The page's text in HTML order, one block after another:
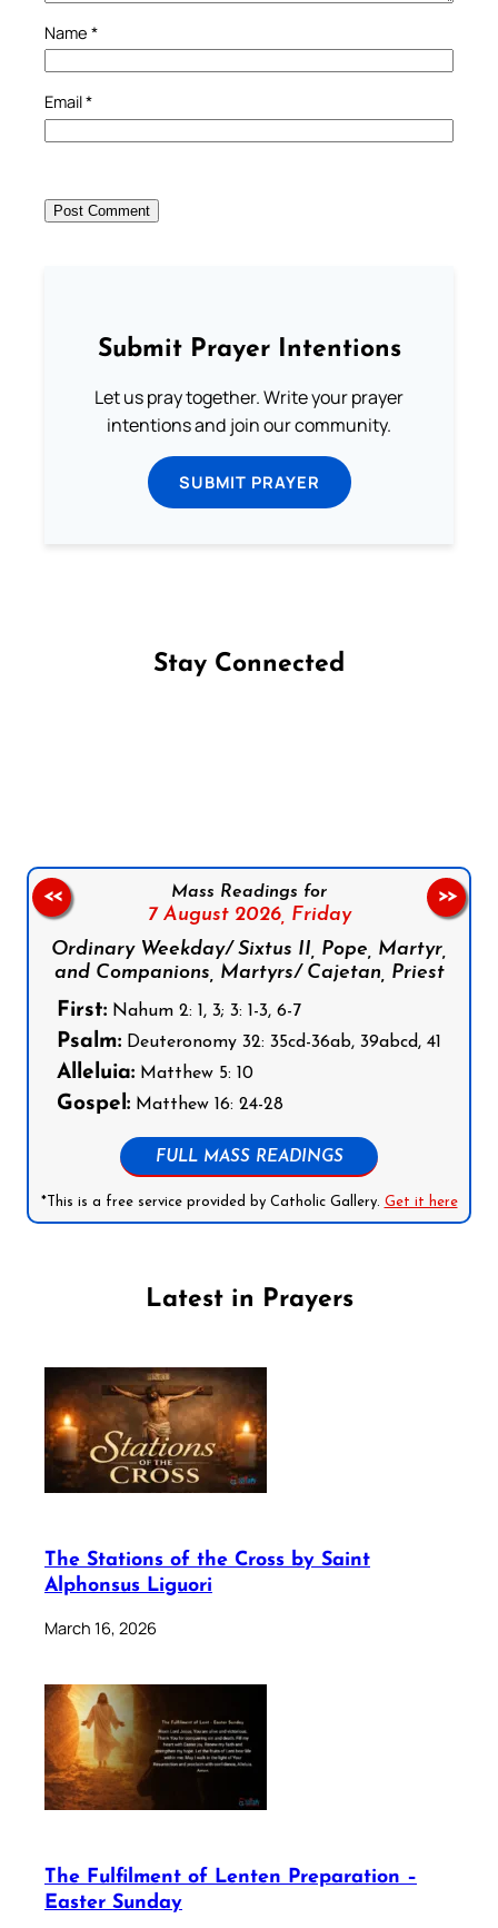
Name *
Email*
Submit Prayer Intentions
Let us pray together. Write your prayer
intentions and join our community.
SUBMIT PRAYER
Stay Connected
Mass Readings for
7 August 2026, Friday
Ordinary Weekday/ Sixtus II, Pope, Martyr,
and Companions, Martyrs/ Cajetan, Priest
First: Nahum 2: 1, 3; 3: 1-3, 6-7
Psalm: Deuteronomy 32: 35cd-36ab, 39abcd, 41
Alleluia: Matthew 5: 10
Gospel: Matthew 16: 24-28
FULL MASS READINGS
*This is a free service provided by Catholic Gallery. Get it here
<< >>
Latest in Prayers
The Stations of the Cross by Saint
Alphonsus Liguori
March 16, 2026
The Fulfilment of Lenten Preparation –
Easter Sunday